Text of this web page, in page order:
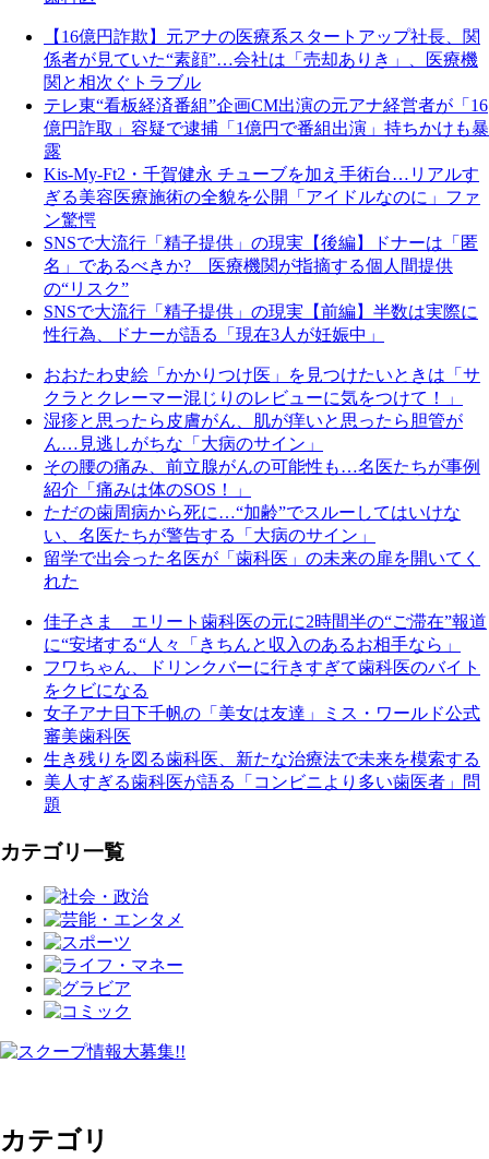
【16億円詐欺】元アナの医療系スタートアップ社長、関
係者が見ていた“素顔”…会社は「売却ありき」、医療機
関と相次ぐトラブル
テレ東“看板経済番組”企画CM出演の元アナ経営者が「16
億円詐取」容疑で逮捕「1億円で番組出演」持ちかけも暴
露
Kis-My-Ft2・千賀健永 チューブを加え手術台…リアルす
ぎる美容医療施術の全貌を公開「アイドルなのに」ファ
ン驚愕
SNSで大流行「精子提供」の現実【後編】ドナーは「匿
名」であるべきか? 医療機関が指摘する個人間提供
の“リスク”
SNSで大流行「精子提供」の現実【前編】半数は実際に
性行為、ドナーが語る「現在3人が妊娠中」
おおたわ史絵「かかりつけ医」を見つけたいときは「サ
クラとクレーマー混じりのレビューに気をつけて！」
湿疹と思ったら皮膚がん、肌が痒いと思ったら胆管が
ん…見逃しがちな「大病のサイン」
その腰の痛み、前立腺がんの可能性も…名医たちが事例
紹介「痛みは体のSOS！」
ただの歯周病から死に…“加齢”でスルーしてはいけな
い、名医たちが警告する「大病のサイン」
留学で出会った名医が「歯科医」の未来の扉を開いてく
れた
佳子さま エリート歯科医の元に2時間半の“ご滞在”報道
に“安堵する“人々「きちんと収入のあるお相手なら」
フワちゃん、ドリンクバーに行きすぎて歯科医のバイト
をクビになる
女子アナ日下千帆の「美女は友達」ミス・ワールド公式
審美歯科医
生き残りを図る歯科医、新たな治療法で未来を模索する
美人すぎる歯科医が語る「コンビニより多い歯医者」問
題
カテゴリ一覧
カテゴリ